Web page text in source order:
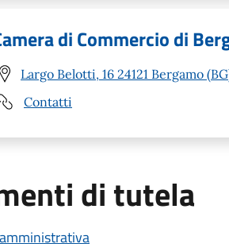
di Commercio di
Largo Belotti, 16 24121 Bergamo
Contatti
di tutela